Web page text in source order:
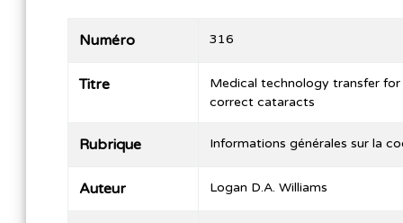
Numéro 316
Titre
Medical technology transfer
correct cataracts
Rubrique Informations générales sur la
Auteur Logan D.A. Williams